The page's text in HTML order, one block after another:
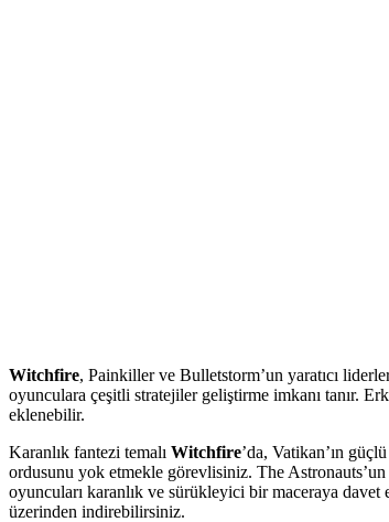
Witchfire, Painkiller ve Bulletstorm’un yaratıcı
oyunculara çeşitli stratejiler geliştirme imkanı tanır.
eklenebilir.
Karanlık fantezi temalı Witchfire’da, Vatikan’ın
ordusunu yok etmekle görevlisiniz. The
oyuncuları karanlık ve sürükleyici bir maceraya
üzerinden indirebilirsiniz.